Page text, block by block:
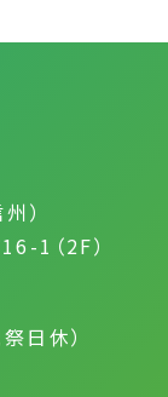
）
1（2F）
日休）